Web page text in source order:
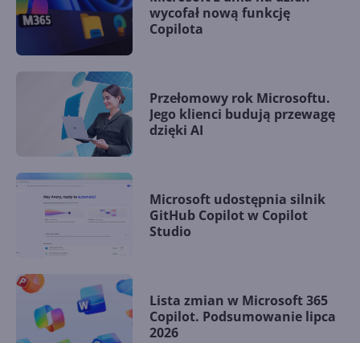
wycofał nową funkcję
Copilota
Przełomowy rok Microsoftu.
Jego klienci budują przewagę
dzięki AI
Microsoft udostępnia silnik
GitHub Copilot w Copilot
Studio
Lista zmian w Microsoft 365
Copilot. Podsumowanie lipca
2026